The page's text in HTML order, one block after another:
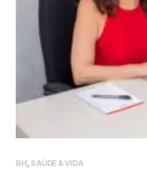
BH SAÚDE & VIDA